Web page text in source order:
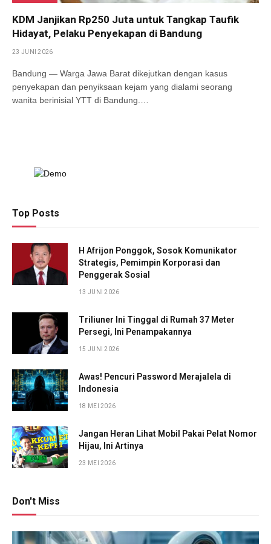
KDM Janjikan Rp250 Juta untuk Tangkap Taufik
Hidayat, Pelaku Penyekapan di Bandung
23 JUNI 2026
Bandung — Warga Jawa Barat dikejutkan dengan kasus
penyekapan dan penyiksaan kejam yang dialami seorang
wanita berinisial YTT di Bandung.…
Top Posts
H Afrijon Ponggok, Sosok Komunikator
Strategis, Pemimpin Korporasi dan
Penggerak Sosial
13 JUNI 2026
Triliuner Ini Tinggal di Rumah 37 Meter
Persegi, Ini Penampakannya
15 JUNI 2026
Awas! Pencuri Password Merajalela di
Indonesia
18 MEI 2026
Jangan Heran Lihat Mobil Pakai Pelat Nomor
Hijau, Ini Artinya
23 MEI 2026
Don't Miss